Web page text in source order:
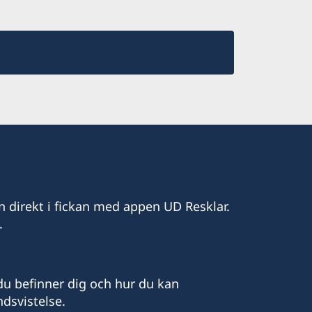
i fickan med appen UD Resklar.
befinner dig och hur du kan